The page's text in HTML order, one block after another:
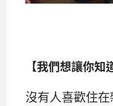
【我們想讓你知
沒有人喜歡住